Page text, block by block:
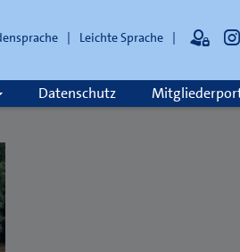
Leichte Sprache
Datenschutz